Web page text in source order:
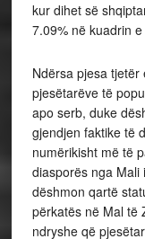
kur dihet së
7.09% në kuadrin
Ndërsa pjesa
pjesëtarëve të
apo serb, duke
gjendjen faktike të
numërikisht më të
diasporës nga Mali
dëshmon qartë
përkatës në Mal të
ndryshe që